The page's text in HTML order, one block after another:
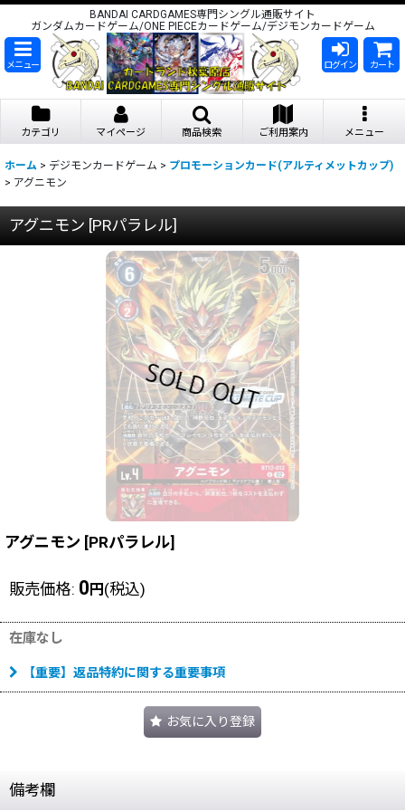
BANDAI CARDGAMES専門シングル通販サイト
ガンダムカードゲーム/ONE PIECEカードゲーム/デジモンカードゲーム
メニュー ログイン カート
カテゴリ マイページ 商品検索 ご利用案内 メニュー
ホーム > デジモンカードゲーム > プロモーションカード(アルティメットカップ)
> アグニモン
アグニモン [PRパラレル]
アグニモン [PRパラレル]
販売価格: 0 円 (税込)
在庫なし
【重要】返品特約に関する重要事項
お気に入り登録
備考欄